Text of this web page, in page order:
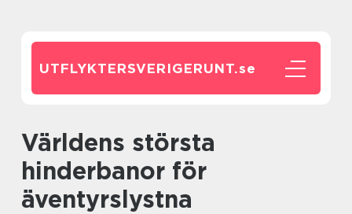
UTFLYKTERSVERIGERUNT.se
Världens största
hinderbanor för
äventyrslystna